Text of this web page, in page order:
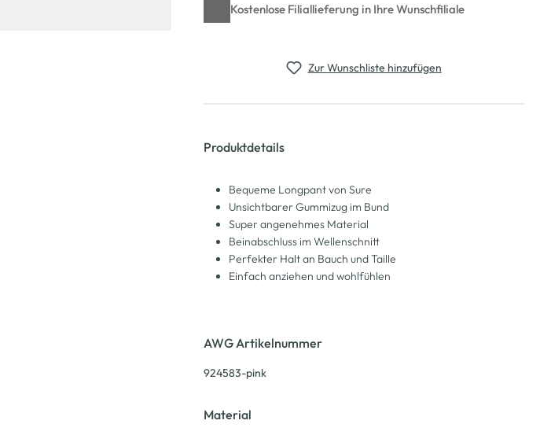
Kostenlose Filiallieferung in Ihre Wunschfiliale
Zur Wunschliste hinzufügen
Produktdetails
Bequeme Longpant von Sure
Unsichtbarer Gummizug im Bund
Super angenehmes Material
Beinabschluss im Wellenschnitt
Perfekter Halt an Bauch und Taille
Einfach anziehen und wohlfühlen
AWG Artikelnummer
924583-pink
Material